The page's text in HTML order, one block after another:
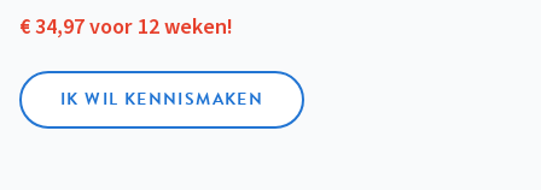
€ 34,97 voor 12 weken!
IK WIL KENNISMAKEN